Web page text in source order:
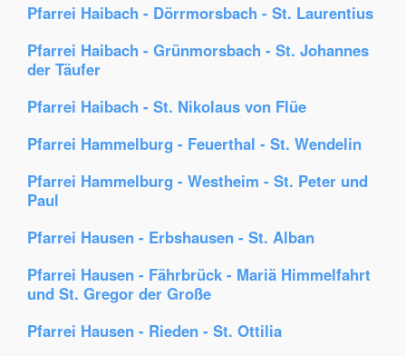
Pfarrei Haibach - Dörrmorsbach - St. Laurentius
Pfarrei Haibach - Grünmorsbach - St. Johannes
der Täufer
Pfarrei Haibach - St. Nikolaus von Flüe
Pfarrei Hammelburg - Feuerthal - St. Wendelin
Pfarrei Hammelburg - Westheim - St. Peter und
Paul
Pfarrei Hausen - Erbshausen - St. Alban
Pfarrei Hausen - Fährbrück - Mariä Himmelfahrt
und St. Gregor der Große
Pfarrei Hausen - Rieden - St. Ottilia